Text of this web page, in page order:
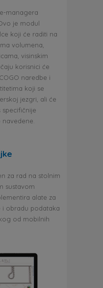
managera
je modul
koji će raditi na
volumena,
visinskim
korisnici će
naredbe i
koji se
jezgri, ali će
za rad na stolnim
sustavom
alate za
i obradu podataka
od mobilnih